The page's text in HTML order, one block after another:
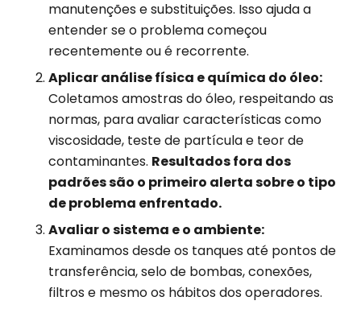
manutenções e substituições. Isso ajuda a
entender se o problema começou
recentemente ou é recorrente.
Aplicar análise física e química do óleo:
Coletamos amostras do óleo, respeitando as
normas, para avaliar características como
viscosidade, teste de partícula e teor de
contaminantes. Resultados fora dos
padrões são o primeiro alerta sobre o tipo
de problema enfrentado.
Avaliar o sistema e o ambiente:
Examinamos desde os tanques até pontos de
transferência, selo de bombas, conexões,
filtros e mesmo os hábitos dos operadores.